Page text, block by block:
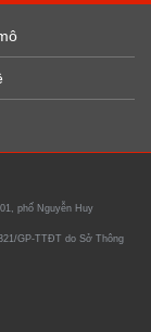
phố Nguyễn Huy
GP-TTĐT do Sở Thông